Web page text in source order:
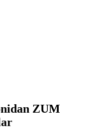
ZUM